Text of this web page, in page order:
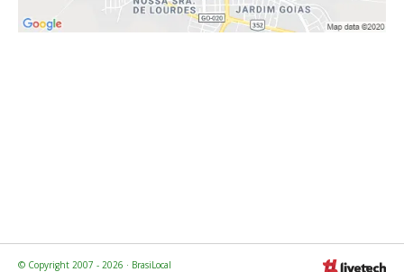
© Copyright 2007 - 2026 · BrasiLocal